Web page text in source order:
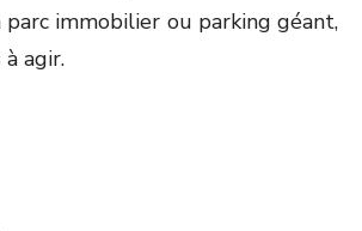
immobilier ou parking géant,
agir.